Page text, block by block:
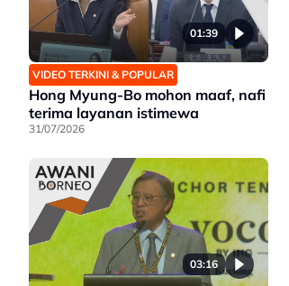
01:39
VIDEO TERKINI & POPULAR
Hong Myung-Bo mohon maaf, nafi
terima layanan istimewa
31/07/2026
03:16